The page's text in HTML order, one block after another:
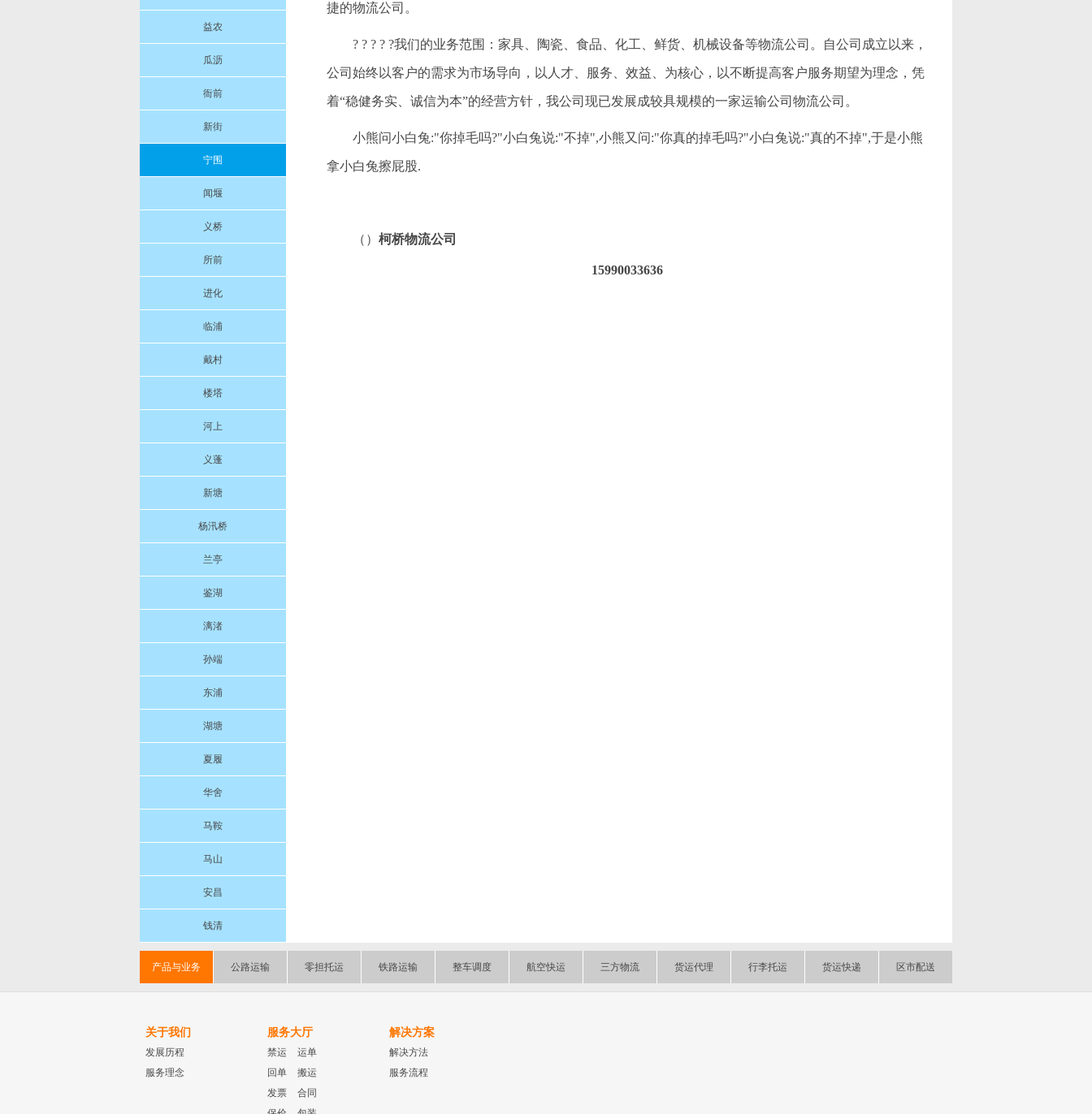
益农
瓜沥
衙前
新街
宁围
闻堰
义桥
所前
进化
临浦
戴村
楼塔
河上
义蓬
新塘
杨汛桥
兰亭
鉴湖
漓渚
孙端
东浦
湖塘
夏履
华舍
马鞍
马山
安昌
钱清
捷的物流公司。
? ? ? ? ?我们的业务范围：家具、陶瓷、食品、化工、鲜货、机械设备等物流公司。自公司成立以来，
公司始终以客户的需求为市场导向，以人才、服务、效益、为核心，以不断提高客户服务期望为理念，凭
着“稳健务实、诚信为本”的经营方针，我公司现已发展成较具规模的一家运输公司物流公司。
小熊问小白兔:"你掉毛吗?"小白兔说:"不掉",小熊又问:"你真的掉毛吗?"小白兔说:"真的不掉",于是小熊
拿小白兔擦屁股.
（） 柯桥物流公司
15990033636
产品与业务 公路运输 零担托运 铁路运输 整车调度 航空快运 三方物流 货运代理 行李托运 货运快递 区市配送
关于我们
发展历程
服务理念
服务大厅
禁运
运单
回单
搬运
发票
合同
解决方案
解决方法
服务流程